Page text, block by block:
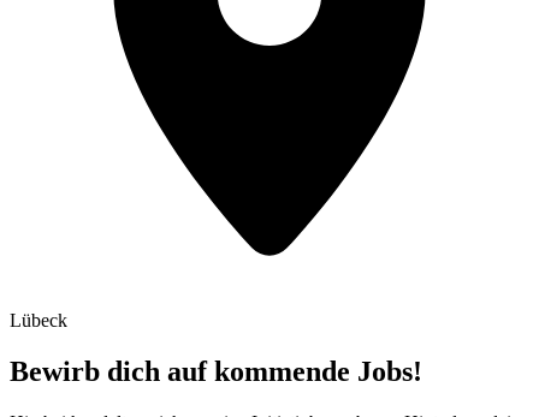
Lübeck
Bewirb dich auf kommende Jobs!